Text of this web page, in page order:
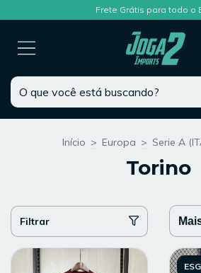
Frete Grátis para todo o
Início > Europa > Serie A
Torino
Filtrar